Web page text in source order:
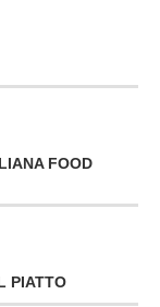
FOOD
PIATTO